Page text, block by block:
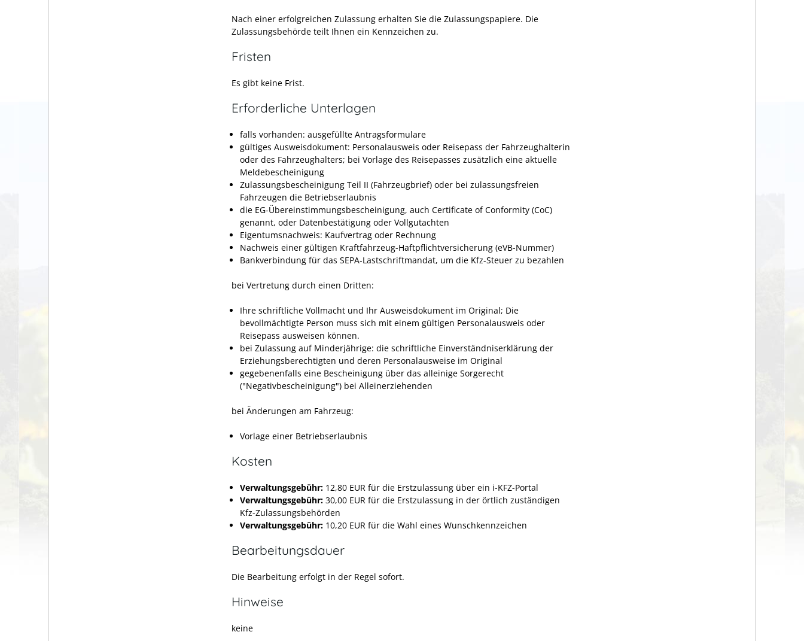
Nach einer erfolgreichen Zulassung erhalten Sie die Zulassungspapiere. Die
Zulassungsbehörde teilt Ihnen ein Kennzeichen zu.
Fristen
Es gibt keine Frist.
Erforderliche Unterlagen
falls vorhanden: ausgefüllte Antragsformulare
gültiges Ausweisdokument: Personalausweis oder Reisepass der Fahrzeughalterin
oder des Fahrzeughalters; bei Vorlage des Reisepasses zusätzlich eine aktuelle
Meldebescheinigung
Zulassungsbescheinigung Teil II (Fahrzeugbrief) oder bei zulassungsfreien
Fahrzeugen die Betriebserlaubnis
die EG-Übereinstimmungsbescheinigung, auch Certificate of Conformity (CoC)
genannt, oder Datenbestätigung oder Vollgutachten
Eigentumsnachweis: Kaufvertrag oder Rechnung
Nachweis einer gültigen Kraftfahrzeug-Haftpflichtversicherung (eVB-Nummer)
Bankverbindung für das SEPA-Lastschriftmandat, um die Kfz-Steuer zu bezahlen
bei Vertretung durch einen Dritten:
Ihre schriftliche Vollmacht und Ihr Ausweisdokument im Original; Die
bevollmächtigte Person muss sich mit einem gültigen Personalausweis oder
Reisepass ausweisen können.
bei Zulassung auf Minderjährige: die schriftliche Einverständniserklärung der
Erziehungsberechtigten und deren Personalausweise im Original
gegebenenfalls eine Bescheinigung über das alleinige Sorgerecht
("Negativbescheinigung") bei Alleinerziehenden
bei Änderungen am Fahrzeug:
Vorlage einer Betriebserlaubnis
Kosten
Verwaltungsgebühr: 12,80 EUR für die Erstzulassung über ein i-KFZ-Portal
Verwaltungsgebühr: 30,00 EUR für die Erstzulassung in der örtlich zuständigen
Kfz-Zulassungsbehörden
Verwaltungsgebühr: 10,20 EUR für die Wahl eines Wunschkennzeichen
Bearbeitungsdauer
Die Bearbeitung erfolgt in der Regel sofort.
Hinweise
keine